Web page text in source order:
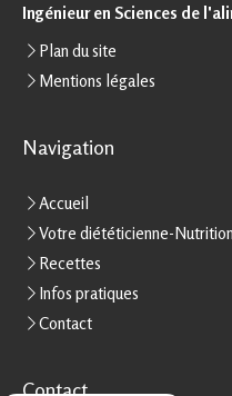
Ingénieur en Sciences de
Plan du site
Mentions légales
Navigation
Accueil
Votre diététicienne-
Recettes
Infos pratiques
Contact
Contact